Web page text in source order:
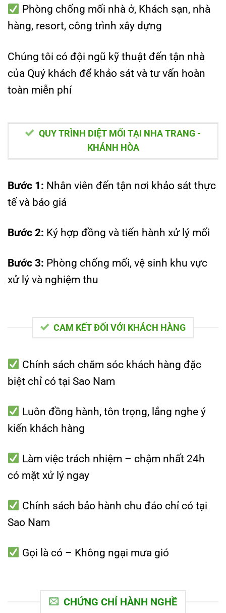
Phòng chống mối nhà ở, Khách sạn, nhà
hàng, resort, công trình xây dựng
Chúng tôi có đội ngũ kỹ thuật đến tận nhà
của Quý khách để khảo sát và tư vấn hoàn
toàn miễn phí
QUY TRÌNH DIỆT MỐI TẠI NHA TRANG -
KHÁNH HÒA
Bước 1: Nhân viên đến tận nơi khảo sát thực
tế và báo giá
Bước 2: Ký hợp đồng và tiến hành xử lý mối
Bước 3: Phòng chống mối, vệ sinh khu vực
xử lý và nghiệm thu
CAM KẾT ĐỐI VỚI KHÁCH HÀNG
Chính sách chăm sóc khách hàng đặc
biệt chỉ có tại Sao Nam
Luôn đồng hành, tôn trọng, lắng nghe ý
kiến khách hàng
Làm việc trách nhiệm – chậm nhất 24h
có mặt xử lý ngay
Chính sách bảo hành chu đáo chỉ có tại
Sao Nam
Gọi là có – Không ngại mưa gió
CHỨNG CHỈ HÀNH NGHỀ